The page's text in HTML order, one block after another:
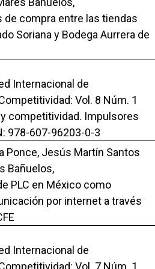
de compra entre las tiendas
Soriana y Bodega Aurrera de
Internacional de
Vol. 8 Núm. 1
competitividad. Impulsores
978-607-96203-0-3
Ponce, Jesús Martín Santos
Bañuelos,
PLC en México como
por internet a través
Internacional de
Vol. 7 Núm. 1